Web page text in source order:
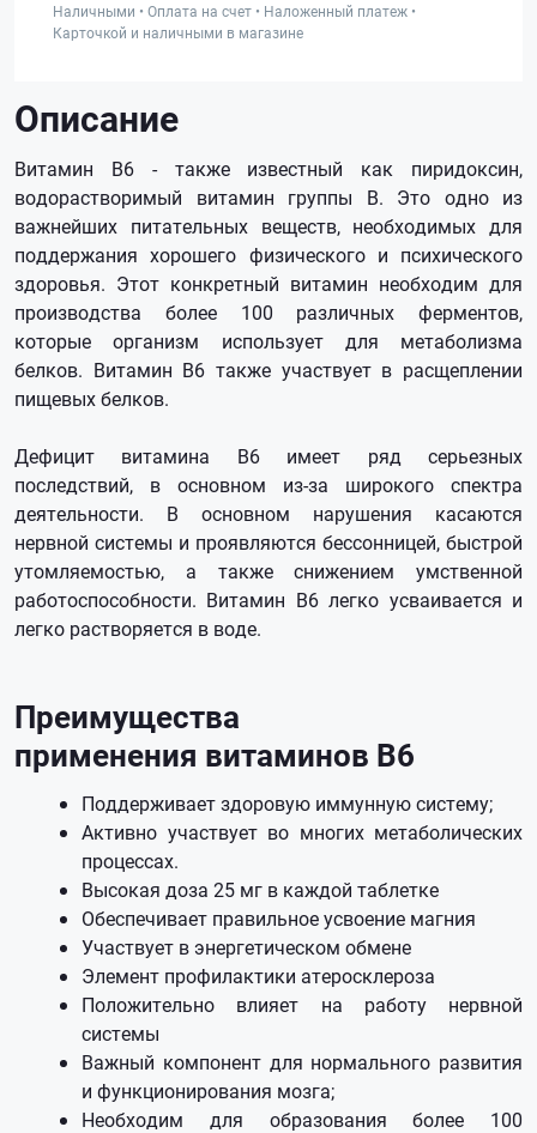
Наличными • Оплата на счет • Наложенный платеж •
Карточкой и наличными в магазине
Описание
Витамин В6 - также известный как пиридоксин,
водорастворимый витамин группы В. Это одно из
важнейших питательных веществ, необходимых для
поддержания хорошего физического и психического
здоровья. Этот конкретный витамин необходим для
производства более 100 различных ферментов,
которые организм использует для метаболизма
белков. Витамин В6 также участвует в расщеплении
пищевых белков.
Дефицит витамина В6 имеет ряд серьезных
последствий, в основном из-за широкого спектра
деятельности. В основном нарушения касаются
нервной системы и проявляются бессонницей, быстрой
утомляемостью, а также снижением умственной
работоспособности. Витамин В6 легко усваивается и
легко растворяется в воде.
Преимущества
применения витаминов B6
Поддерживает здоровую иммунную систему;
Активно участвует во многих метаболических
процессах.
Высокая доза 25 мг в каждой таблетке
Обеспечивает правильное усвоение магния
Участвует в энергетическом обмене
Элемент профилактики атеросклероза
Положительно влияет на работу нервной
системы
Важный компонент для нормального развития
и функционирования мозга;
Необходим для образования более 100